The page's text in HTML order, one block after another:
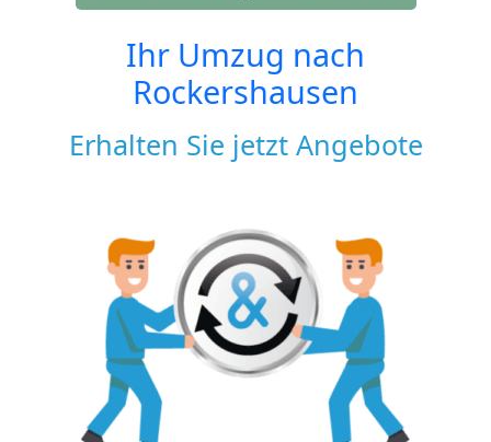
Ihr Umzug nach
Rockershausen
Erhalten Sie jetzt Angebote